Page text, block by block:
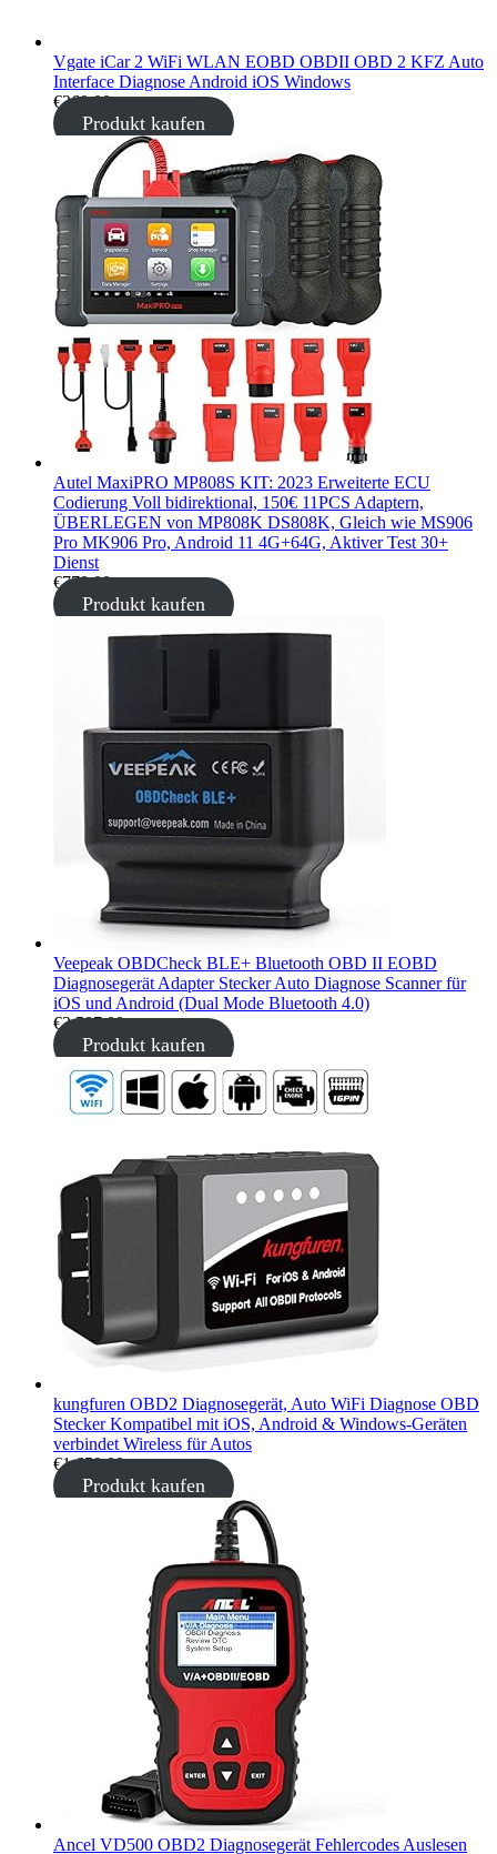
Vgate iCar 2 WiFi WLAN EOBD OBDII OBD 2 KFZ Auto
Interface Diagnose Android iOS Windows
€269,00
Produkt kaufen
Autel MaxiPRO MP808S KIT: 2023 Erweiterte ECU
Codierung Voll bidirektional, 150€ 11PCS Adaptern,
ÜBERLEGEN von MP808K DS808K, Gleich wie MS906
Pro MK906 Pro, Android 11 4G+64G, Aktiver Test 30+
Dienst
€779,00
Produkt kaufen
Veepeak OBDCheck BLE+ Bluetooth OBD II EOBD
Diagnosegerät Adapter Stecker Auto Diagnose Scanner für
iOS und Android (Dual Mode Bluetooth 4.0)
€3.587,00
Produkt kaufen
kungfuren OBD2 Diagnosegerät, Auto WiFi Diagnose OBD
Stecker Kompatibel mit iOS, Android & Windows-Geräten
verbindet Wireless für Autos
€1.659,00
Produkt kaufen
Ancel VD500 OBD2 Diagnosegerät Fehlercodes Auslesen